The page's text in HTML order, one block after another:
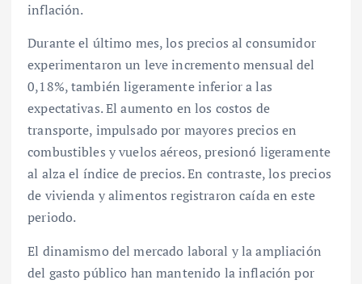
inflación.
Durante el último mes, los precios al consumidor
experimentaron un leve incremento mensual del
0,18%, también ligeramente inferior a las
expectativas. El aumento en los costos de
transporte, impulsado por mayores precios en
combustibles y vuelos aéreos, presionó ligeramente
al alza el índice de precios. En contraste, los precios
de vivienda y alimentos registraron caída en este
periodo.
El dinamismo del mercado laboral y la ampliación
del gasto público han mantenido la inflación por